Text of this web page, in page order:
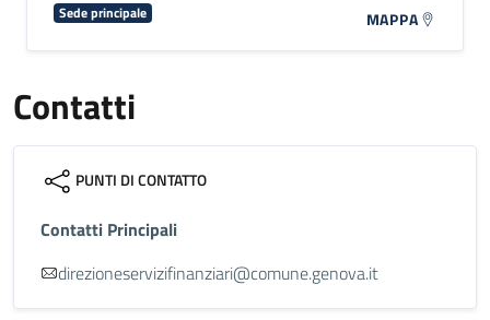
Sede principale MAPPA
Contatti
PUNTI DI CONTATTO
Contatti Principali
direzioneservizifinanziari@comune.genova.it